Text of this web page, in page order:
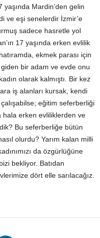
yaşında Mardin’den gelin
ve eşi senelerdir İzmir’e
sadece hasretle yol
17 yaşında erken evlilik
ekmek parası için
bir adam ve evde onu
olarak kalmıştı. Bir kez
iş alanları kursak, kendi
eğitim seferberliği
hala erken evliliklerden ve
Bu seferberliğe bütün
olurdu? Yarım kalan milli
da özgürlüğüne
bekliyor. Batıdan
dört elle sarılacağız.